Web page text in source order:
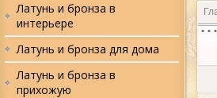
Латунь и бронза в
интерьере
Латунь и бронза для дома
Латунь и бронза в
прихожую